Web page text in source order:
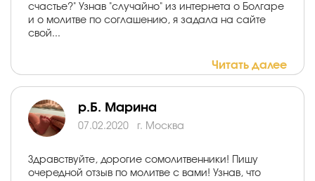
счастье?" Узнав "случайно" из интернета о Болгаре
и о молитве по соглашению, я задала на сайте
свой...
Читать далее
р.Б. Марина
07.02.2020 г. Москва
Здравствуйте, дорогие сомолитвенники! Пишу
очередной отзыв по молитве с вами! Узнав, что